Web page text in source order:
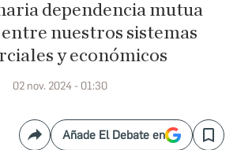
dependencia mutua
nuestros sistemas
y económicos
02 nov. 2024 - 01:30
CompartirAñade El Debate en Save